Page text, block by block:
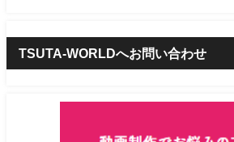
TSUTA-WORLDへお問い合わせ